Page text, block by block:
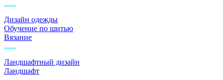
Дизайн одежды
Обучение по шитью
Вязание
Ландшафтный дизайн
Ландшафт